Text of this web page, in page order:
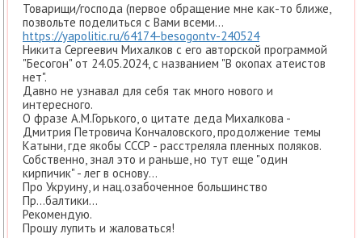
Товарищи/господа (первое обращение мне как-то ближе,
позвольте поделиться с Вами всеми...
https://yapolitic.ru/64174-besogontv-240524
Никита Сергеевич Михалков с его авторской программой
"Бесогон" от 24.05.2024, с названием "В окопах атеистов
нет".
Давно не узнавал для себя так много нового и
интересного.
О фразе А.М.Горького, о цитате деда Михалкова -
Дмитрия Петровича Кончаловского, продолжение темы
Катыни, где якобы СССР - расстреляла пленных поляков.
Собственно, знал это и раньше, но тут еще "один
кирпичик" - лег в основу...
Про Укруину, и нац.озабоченное большинство
Пр...балтики...
Рекомендую.
Прошу лупить и жаловаться!